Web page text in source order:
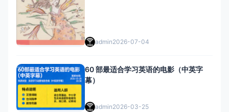
admin2026-07-04
60 部最适合学习英语的电影（中英字
幕）
admin2026-03-25